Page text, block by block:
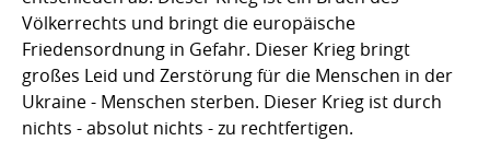
Völkerrechts und bringt die europäische
Friedensordnung in Gefahr. Dieser Krieg bringt
großes Leid und Zerstörung für die Menschen in der
Ukraine - Menschen sterben. Dieser Krieg ist durch
nichts - absolut nichts - zu rechtfertigen.